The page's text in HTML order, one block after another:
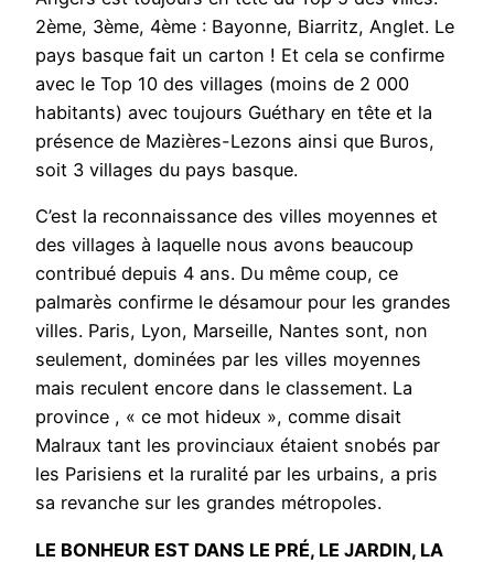
2ème, 3ème, 4ème : Bayonne, Biarritz, Anglet. Le
pays basque fait un carton ! Et cela se confirme
avec le Top 10 des villages (moins de 2 000
habitants) avec toujours Guéthary en tête et la
présence de Mazières-Lezons ainsi que Buros,
soit 3 villages du pays basque.
C’est la reconnaissance des villes moyennes et
des villages à laquelle nous avons beaucoup
contribué depuis 4 ans. Du même coup, ce
palmarès confirme le désamour pour les grandes
villes. Paris, Lyon, Marseille, Nantes sont, non
seulement, dominées par les villes moyennes
mais reculent encore dans le classement. La
province , « ce mot hideux », comme disait
Malraux tant les provinciaux étaient snobés par
les Parisiens et la ruralité par les urbains, a pris
sa revanche sur les grandes métropoles.
LE BONHEUR EST DANS LE PRÉ, LE JARDIN, LA